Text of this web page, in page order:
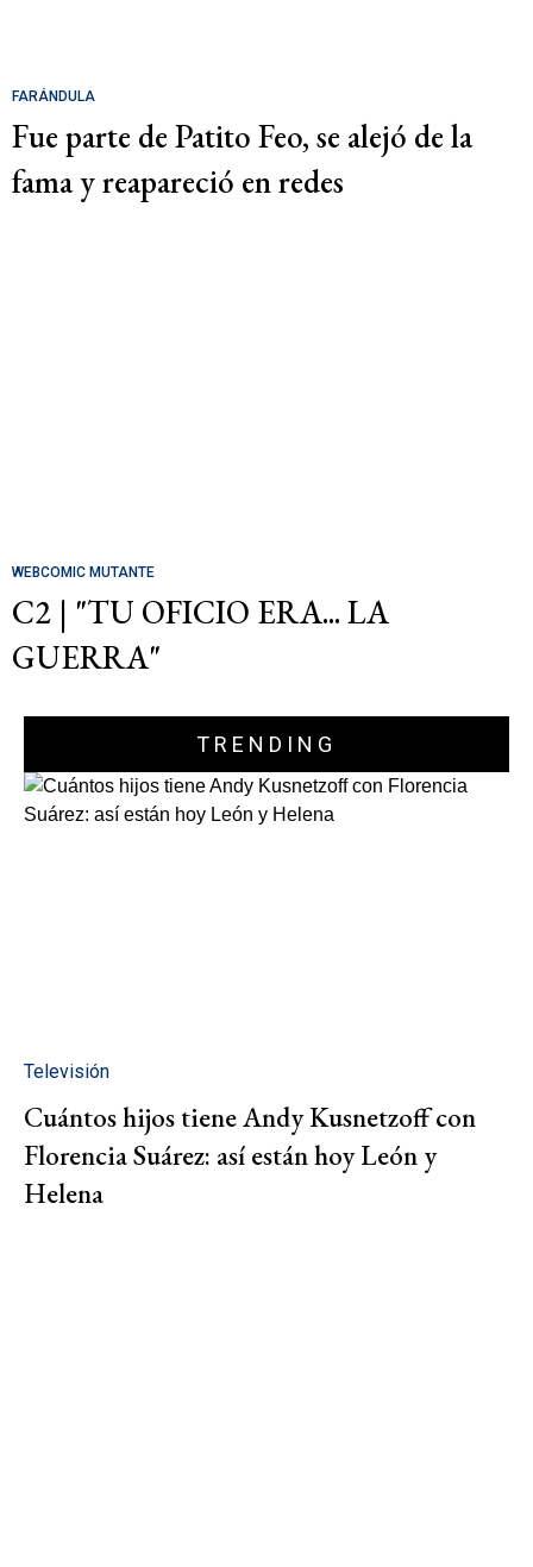
FARÁNDULA
Fue parte de Patito Feo, se alejó de la
fama y reapareció en redes
WEBCOMIC MUTANTE
C2 | "TU OFICIO ERA... LA
GUERRA"
TRENDING
Televisión
Cuántos hijos tiene Andy Kusnetzoff con
Florencia Suárez: así están hoy León y
Helena